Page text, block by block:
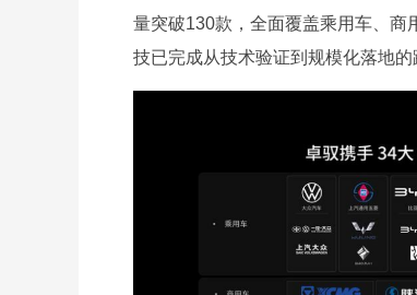
量突破130款，全面覆盖乘用车、商
技已完成从技术验证到规模化落地的